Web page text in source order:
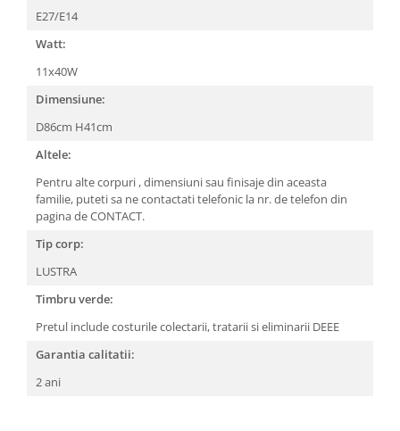
E27/E14
Watt:
11x40W
Dimensiune:
D86cm H41cm
Altele:
Pentru alte corpuri , dimensiuni sau finisaje din aceasta
familie, puteti sa ne contactati telefonic la nr. de telefon din
pagina de CONTACT.
Tip corp:
LUSTRA
Timbru verde:
Pretul include costurile colectarii, tratarii si eliminarii DEEE
Garantia calitatii:
2 ani